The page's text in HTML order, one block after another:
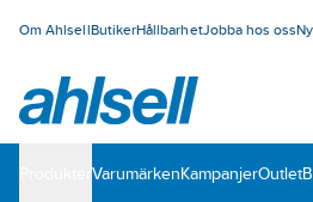
Om AhlsellButikerHållbarhetJobba hos oss
VarumärkenKampanjerOutlet